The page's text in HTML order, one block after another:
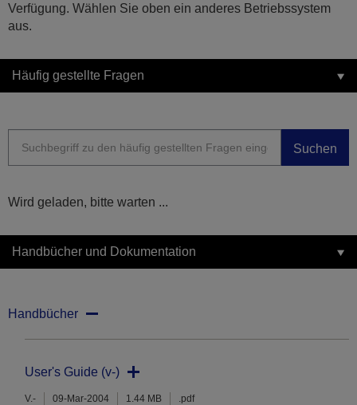
Verfügung. Wählen Sie oben ein anderes Betriebssystem
aus.
Häufig gestellte Fragen
Suchen
Wird geladen, bitte warten ...
Handbücher und Dokumentation
Handbücher
User's Guide (v-)
V.- 09-Mar-2004 1.44 MB .pdf